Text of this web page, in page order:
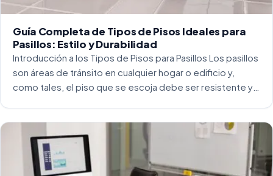
Guía Completa de Tipos de Pisos Ideales para
Pasillos: Estilo y Durabilidad
Introducción a los Tipos de Pisos para Pasillos Los pasillos
son áreas de tránsito en cualquier hogar o edificio y,
como tales, el piso que se escoja debe ser resistente y